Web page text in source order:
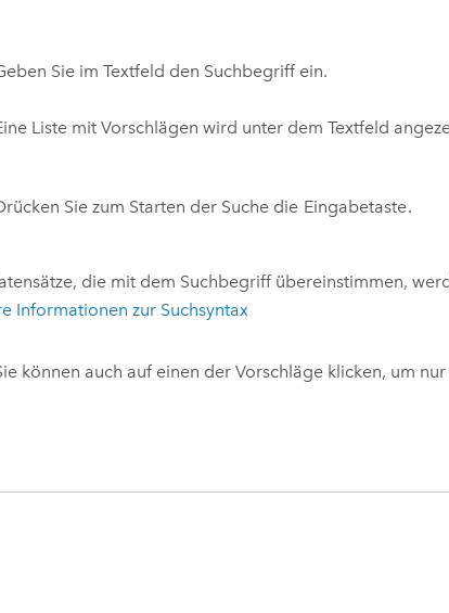
Sie im Textfeld den Suchbegriff ein.
Liste mit Vorschlägen wird unter dem Textfeld
Sie zum Starten der Suche die Eingabetaste.
die mit dem Suchbegriff übereinstimmen,
Informationen zur Suchsyntax
können auch auf einen der Vorschläge klicken, um